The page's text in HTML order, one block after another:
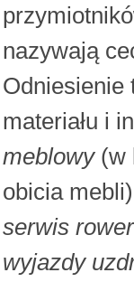
nazywają
Odniesienie
materiału i
meblowy(w
obicia
serwis
wyjazdy